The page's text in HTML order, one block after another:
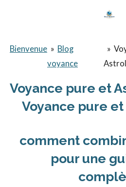
principal
Bienvenue » Blog
voyance
»
Voyance pure et
Voyance pure
comment
pour une